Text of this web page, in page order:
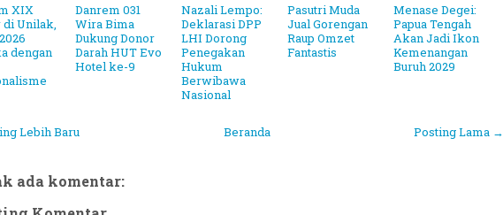
XIX
Unilak,
dengan
Danrem 031
Wira Bima
Dukung Donor
Darah HUT Evo
Hotel ke-9
Nazali Lempo:
Deklarasi DPP
LHI Dorong
Penegakan
Hukum
Berwibawa
Nasional
Pasutri Muda
Jual Gorengan
Raup Omzet
Fantastis
Menase Degei:
Papua Tengah
Akan Jadi Ikon
Kemenangan
Buruh 2029
Lebih Baru Posting Lama →
Beranda
ada komentar: